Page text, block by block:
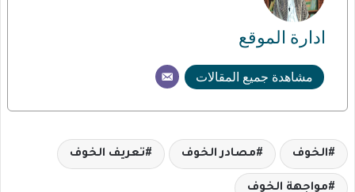
ادارة الموقع
مشاهدة جميع المقالات
الخوف مصادر الخوف تعريف الخوف
مواجهة الخوف